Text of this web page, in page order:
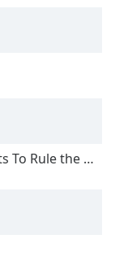
Rule the World